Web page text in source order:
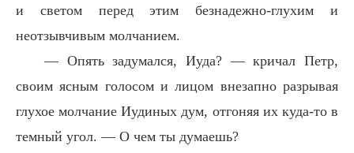
и светом перед этим безнадежно-глухим и
неотзывчивым молчанием.
— Опять задумался, Иуда? — кричал Петр,
своим ясным голосом и лицом внезапно разрывая
глухое молчание Иудиных дум, отгоняя их куда-то в
темный угол. — О чем ты думаешь?